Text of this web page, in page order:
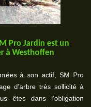
Pro Jardin est un
à Westhoffen
à son actif, SM Pro
d’arbre très sollicité à
êtes dans l’obligation